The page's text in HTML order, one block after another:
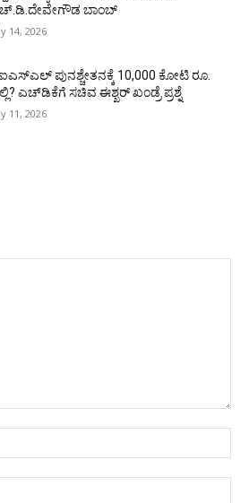
ಬಾಂಬ್
14, 2026
ಪುನಶ್ಚೇತನಕ್ಕೆ 10,000 ಕೋಟಿ ರೂ.
ಎಚ್‌ಡಿಕೆಗೆ ಸಚಿವ ಈಶ್ಖರ್‌ ಖಂಡ್ರೆ ಪ್ರಶ್ನೆ
11, 2026